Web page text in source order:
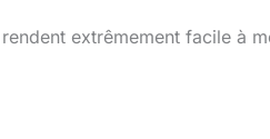
extrêmement facile à